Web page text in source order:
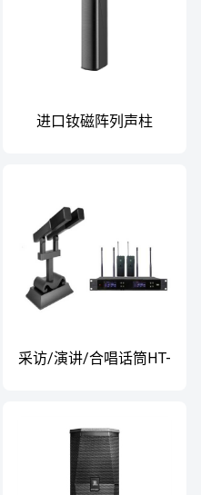
进口钕磁阵列声柱
采访/演讲/合唱话筒HT-